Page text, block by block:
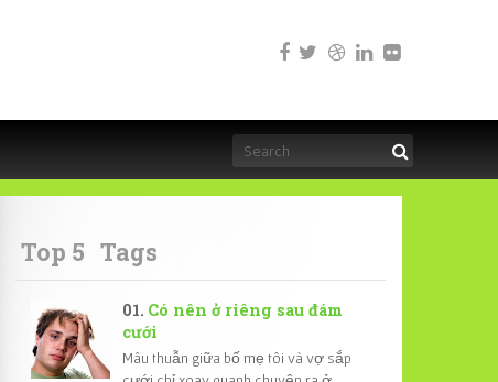
Top 5 Tags
Có nên ở riêng sau đám
cưới
Mâu thuẫn giữa bố mẹ tôi và vợ sắp